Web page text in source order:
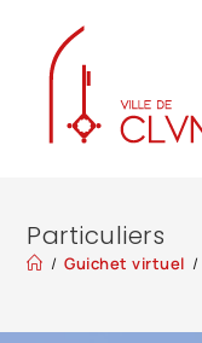
Particuliers
/ Guichet virtuel /